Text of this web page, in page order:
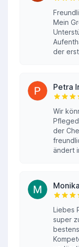
Mein
der
Petra
Wir
der
ändert
Liebes
super